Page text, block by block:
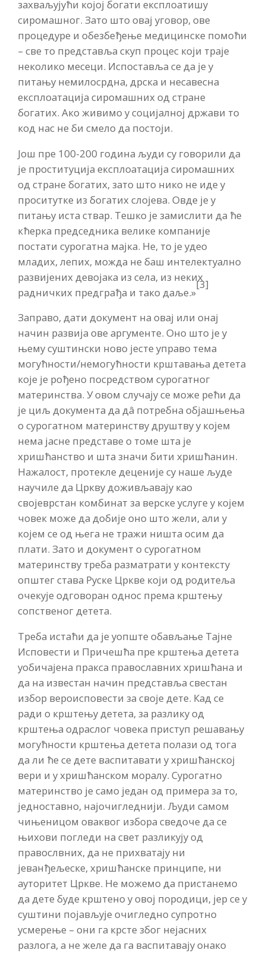
захваљујући којој богати експлоатишу
сиромашног. Зато што овај уговор, ове
процедуре и обезбеђење медицинске помоћи
– све то представља скуп процес који траје
неколико месеци. Испоставља се да је у
питању немилосрдна, дрска и несавесна
експлоатација сиромашних од стране
богатих. Ако живимо у социјалној држави то
код нас не би смело да постоји.
Још пре 100-200 година људи су говорили да
је проституција експлоатација сиромашних
од стране богатих, зато што нико не иде у
проситутке из богатих слојева. Овде је у
питању иста ствар. Тешко је замислити да ће
кћерка председника велике компаније
постати сурогатна мајка. Не, то је удео
младих, лепих, можда не баш интелектуално
развијених девојака из села, из неких
радничких предграђа и тако даље.»
[3]
Заправо, дати документ на овај или онај
начин развија ове аргументе. Оно што је у
њему суштински ново јесте управо тема
могућности/немогућности крштавања детета
које је рођено посредством сурогатног
материнства. У овом случају се може рећи да
је циљ документа да дâ потребна објашњења
о сурогатном материнству друштву у којем
нема јасне представе о томе шта је
хришћанство и шта значи бити хришћанин.
Нажалост, протекле деценије су наше људе
научиле да Цркву доживљавају као
својеврстан комбинат за верске услуге у којем
човек може да добије оно што жели, али у
којем се од њега не тражи ништа осим да
плати. Зато и документ о сурогатном
материнству треба разматрати у контексту
општег става Руске Цркве који од родитеља
очекује одговоран однос према крштењу
сопственог детета.
Треба истаћи да је уопште обављање Тајне
Исповести и Причешћа пре крштења детета
уобичајена пракса православних хришћана и
да на известан начин представља свестан
избор вероисповести за своје дете. Кад се
ради о крштењу детета, за разлику од
крштења одраслог човека приступ решавању
могућности крштења детета полази од тога
да ли ће се дете васпитавати у хришћанској
вери и у хришћанском моралу. Сурогатно
материнство је само један од примера за то,
једноставно, најочигледнији. Људи самом
чињеницом оваквог избора сведоче да се
њихови погледи на свет разликују од
правослвних, да не прихватају ни
јеванђељеске, хришћанске принципе, ни
ауторитет Цркве. Не можемо да пристанемо
да дете буде крштено у овој породици, јер се у
суштини појављује очигледно супротно
усмерење – они га крсте због нејасних
разлога, а не желе да га васпитавају онако